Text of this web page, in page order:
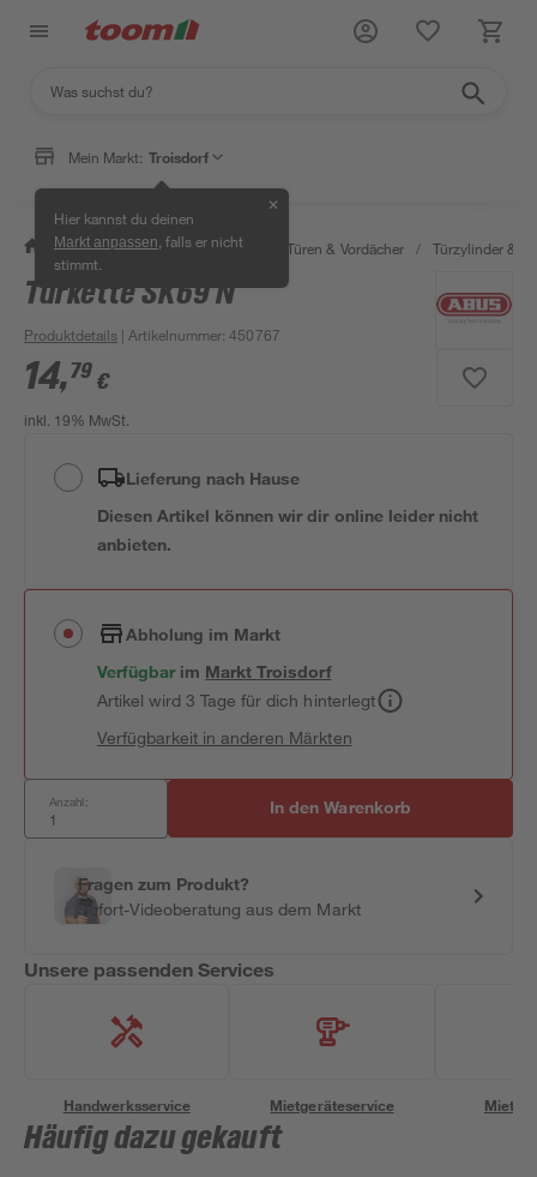
Mein Markt: Troisdorf
Hier kannst du deinen
Markt anpassen , falls er nicht
stimmt.
✕
/ Bauen & Renovieren / Fenster, Türen & Vordächer / Türzylinder &
Türkette SK69 N
Produktdetails | Artikelnummer:450767
14,79 €
inkl. 19% MwSt.
Lieferung nach Hause
Diesen Artikel können wir dir online leider nicht
anbieten.
Abholung im Markt
Verfügbar im MarktTroisdorf
Artikel wird 3 Tage für dich hinterlegt
Verfügbarkeit in anderen Märkten
Anzahl: In den Warenkorb
Fragen zum Produkt?
Sofort-Videoberatung aus dem Markt
Unsere passenden Services
Handwerksservice Mietgeräteservice
Häufig dazu gekauft